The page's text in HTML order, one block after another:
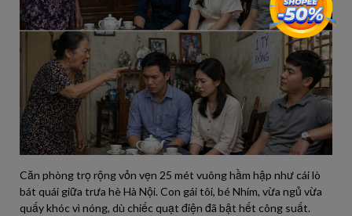
Căn phòng trọ rộng vỏn vẹn 25 mét vuông hầm hập như cái lò
bát quái giữa trưa hè Hà Nội. Con gái tôi, bé Nhím, vừa ngủ vừa
quấy khóc vì nóng, dù chiếc quạt điện đã bật hết công suất.